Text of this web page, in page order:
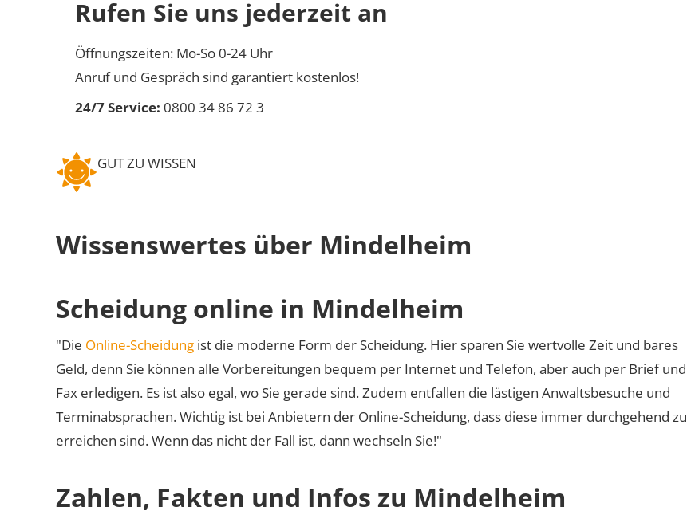
Rufen Sie uns jederzeit an
Öffnungszeiten: Mo-So 0-24 Uhr
Anruf und Gespräch sind garantiert kostenlos!
24/7 Service: 0800 34 86 72 3
GUT ZU WISSEN
Wissenswertes über Mindelheim
Scheidung online in Mindelheim
"Die Online-Scheidung ist die moderne Form der Scheidung. Hier sparen Sie wertvolle Zeit und bares
Geld, denn Sie können alle Vorbereitungen bequem per Internet und Telefon, aber auch per Brief und
Fax erledigen. Es ist also egal, wo Sie gerade sind. Zudem entfallen die lästigen Anwaltsbesuche und
Terminabsprachen. Wichtig ist bei Anbietern der Online-Scheidung, dass diese immer durchgehend zu
erreichen sind. Wenn das nicht der Fall ist, dann wechseln Sie!"
Zahlen, Fakten und Infos zu Mindelheim